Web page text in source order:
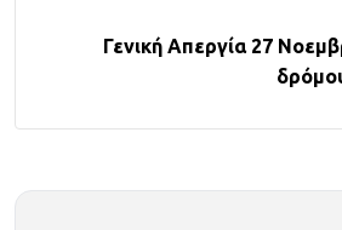
Γενική Απεργία 27